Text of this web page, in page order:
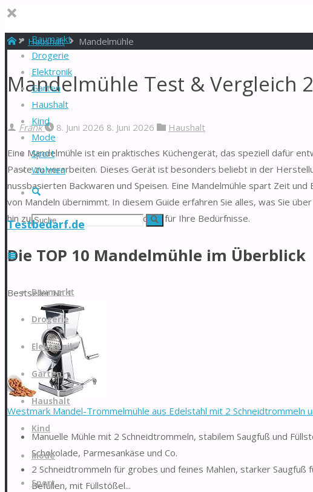
Baumarkt
Drogerie
Elektronik
Garten
Haushalt
Kind
Mode
Sport
Wohnen
Suche
Suchen Suche
Testbedarf.de
springen
Baumarkt
Drogerie
Elektronik
Garten
Haushalt
Kind
Mode
Sport
StartHaushalt Mandelmühle
Mandelmühle Test & Vergleich
Frank 8. Juni 2026 8. Juni 2026 Haushalt
Eine Mandelmühle ist ein praktisches Küchengerät, das speziell dafür
Paste zu verarbeiten. Dieses Gerät ist besonders beliebt in der
nussbasierten Backwaren und Speisen. Eine Mandelmühle spart Zeit
von Mandeln übernimmt. In diesem Guide erfahren Sie alles, was Sie
hin zur Auswahl des richtigen Modells für Ihre Bedürfnisse.
Die TOP 10 Mandelmühle im Überblick
Bestseller Nr. 1
Westmark Mandel-Trommelmühle aus Edelstahl mit 2 Schneidtrommeln
Manuelle Mühle mit 2 Schneidtrommeln, stabilem Saugfuß und
Schokolade, Parmesankäse und Co.
2 Schneidtrommeln für grobes und feines Mahlen, starker
Befüllen, mit Füllstößel...